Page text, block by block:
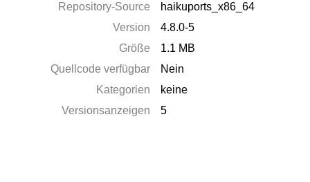
Repository-Source
haikuports_x86_64
Version
4.8.0-5
Größe
1.1 MB
Quellcode verfügbar
Nein
Kategorien
keine
Versionsanzeigen
5